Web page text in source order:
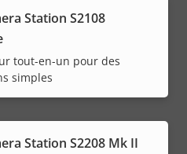
Station S2108
tout-en-un pour des
simples
Station S2208 Mk II